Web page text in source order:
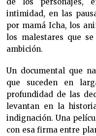
intimidad, en las
por mamá Icha, los
los malestares que
ambición.
Un documental que
que suceden en
profundidad de las
levantan en la
indignación. Una
con esa firma entre